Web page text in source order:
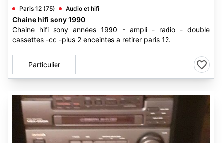
Paris 12 (75) Audio et hifi
Chaine hifi sony 1990
Chaine hifi sony années 1990 - ampli - radio - double
cassettes -cd -plus 2 enceintes a retirer paris 12.
Particulier